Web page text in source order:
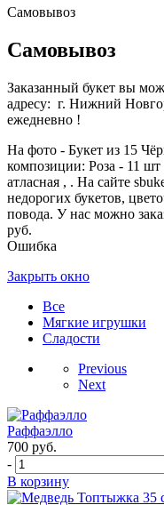
Самовывоз
Самовывоз
Заказанный букет вы
адресу: г. Нижний
ежедневно !
На фото - Букет из 15
композиции: Роза - 11 шт
атласная , . На сайте
недорогих букетов,
повода. У нас можно
руб.
Ошибка
Закрыть окно
Все
Мягкие игрушки
Сладости
Previous
Next
Раффаэлло
700 руб.
-
В корзину